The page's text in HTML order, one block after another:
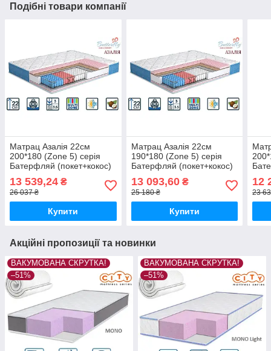
Подібні товари компанії
Матрац Азалія 22см
200*180 (Zone 5) серія
Батерфляй (покет+кокос)
13 539,24 ₴
26 037 ₴
Купити
Матрац Азалія 22см
190*180 (Zone 5) серія
Батерфляй (покет+кокос)
13 093,60₴
25 180 ₴
Купити
12
23
Акційні пропозиції та новинки
ВАКУМОВАНА СКРУТКА!
–51%
ВАКУМОВАНА СКРУТКА!
–51%